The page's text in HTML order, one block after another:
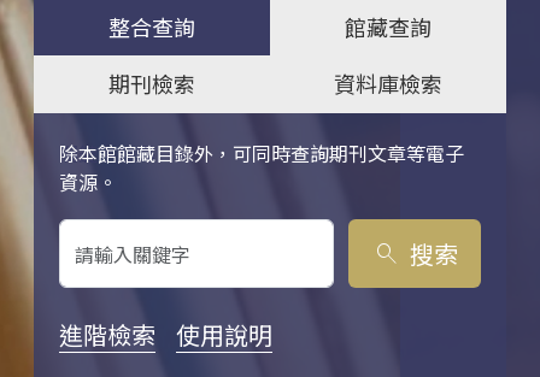
整合查詢
館藏查詢
期刊檢索
資料庫檢索
除本館館藏目錄外，可同時查詢期刊文章等電子
資源。
關鍵字搜尋
search 搜索
進階檢索 使用說明